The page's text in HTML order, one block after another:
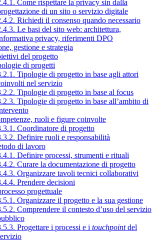
Come rispettare la privacy sin dalla
di un sito o servizio digitale
Richiedi il consenso quando necessario
Le basi del sito web: architettura,
privacy, riferimenti DPO
gestione e strategia
del progetto
di progetti
Tipologie di progetto in base agli attori
nel servizio
Tipologie di progetto in base al focus
Tipologie di progetto in base all’ambito di
ruoli e figure coinvolte
Coordinatore di progetto
Definire ruoli e responsabilità
di lavoro
Definire processi, strumenti e rituali
Curare la documentazione di progetto
Organizzare tavoli tecnici collaborativi
Prendere decisioni
progettuale
Organizzare il progetto e la sua gestione
Comprendere il contesto d’uso del servizio
Progettare i processi e i touchpointdel